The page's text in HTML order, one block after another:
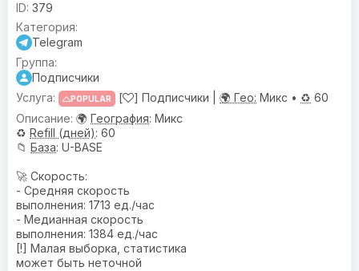
379
Telegram
Подписчики
POPULAR [ ] Подписчики | 🌍 Гео: Микс • ♻️ 60
🌍 География: Микс
♻️ Refill (дней): 60
📁 База: U-BASE
🚀 Скорость:
- Средняя скорость
выполнения: 1713 ед./час
- Медианная скорость
выполнения: 1384 ед./час
[!] Малая выборка, статистика
может быть неточной